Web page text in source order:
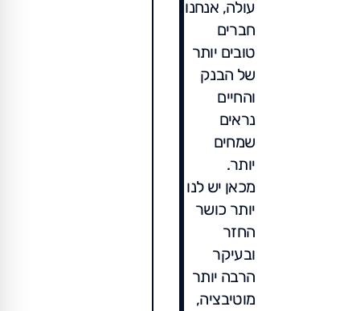
עולה, אנחנו
חברים
טובים יותר
של הבנק
והחיים
נראים
שמחים
יותר.
מכאן יש לנו
יותר כושר
החזר
ובעיקר
הרבה יותר
מוטיבציה,